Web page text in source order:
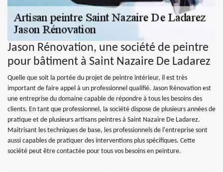
Jason Rénovation, une société de peintre
pour bâtiment à Saint Nazaire De Ladarez
Quelle que soit la portée du projet de peintre intérieur, il est très
important de faire appel à un professionnel qualifié. Jason Rénovation est
une entreprise du domaine capable de répondre à tous les besoins des
clients. En tant que professionnel, la société dispose de plusieurs années de
pratique et de plusieurs artisans peintres à Saint Nazaire De Ladarez.
Maitrisant les techniques de base, les professionnels de l'entreprise sont
aussi capables de pratiquer des interventions plus spécifiques. Cette
société peut être contactée pour tous vos besoins en peinture.